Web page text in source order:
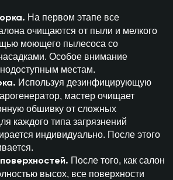
На первом этапе все
очищаются от пыли и мелкого
моющего пылесоса со
Особое внимание
местам.
Используя дезинфицирующую
мастер очищает
обшивку от сложных
каждого типа загрязнений
индивидуально. После этого
После того, как салон
высох, все поверхности